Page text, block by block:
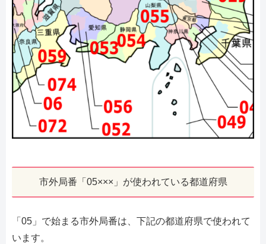
市外局番「05×××」が使われている都道府県
「05」で始まる市外局番は、下記の都道府県で使われて
います。